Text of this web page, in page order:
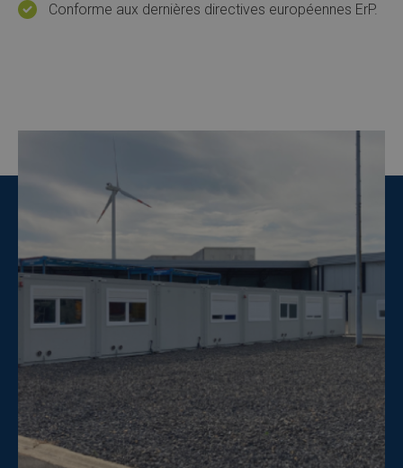
Conforme aux dernières directives européennes ErP.